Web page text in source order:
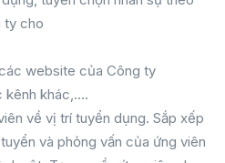
ty cho
website của Công ty
kênh khác,….
về vị trí tuyển dụng. Sắp xếp
và phỏng vấn của ứng viên